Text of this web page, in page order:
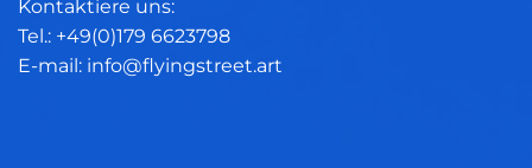
Kontaktiere uns:
Tel.: +49(0)179 6623798
E-mail: info@flyingstreet.art